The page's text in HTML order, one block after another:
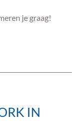
je graag!
IN